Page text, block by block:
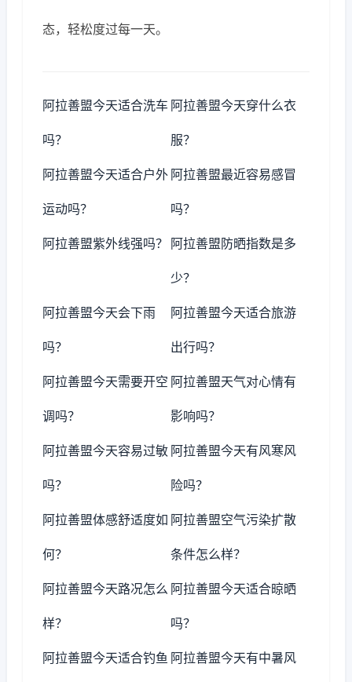
态，轻松度过每一天。
阿拉善盟今天适合洗车
吗？
阿拉善盟今天穿什么衣
服？
阿拉善盟今天适合户外
运动吗？
阿拉善盟最近容易感冒
吗？
阿拉善盟紫外线强吗？ 阿拉善盟防晒指数是多
少？
阿拉善盟今天会下雨
吗？
阿拉善盟今天适合旅游
出行吗？
阿拉善盟今天需要开空
调吗？
阿拉善盟天气对心情有
影响吗？
阿拉善盟今天容易过敏
吗？
阿拉善盟今天有风寒风
险吗？
阿拉善盟体感舒适度如
何？
阿拉善盟空气污染扩散
条件怎么样？
阿拉善盟今天路况怎么
样？
阿拉善盟今天适合晾晒
吗？
阿拉善盟今天适合钓鱼 阿拉善盟今天有中暑风